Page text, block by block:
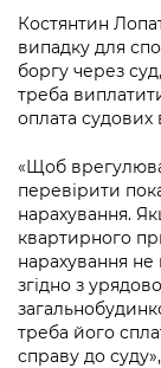
Костянтин
випадку для
боргу через
треба
оплата судових
«Щоб
перевірити
нарахування.
квартирного
нарахування
згідно з
треба його
справу до